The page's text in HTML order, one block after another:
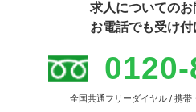
求人についての
お電話でも受け
全国共通フリーダイヤル / 携帯